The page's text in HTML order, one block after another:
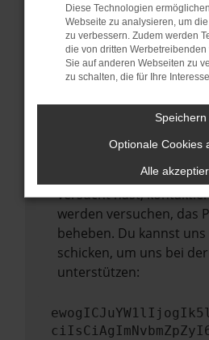
Stelle sicher, dass
Betriebssystem auf
sind.
Veraltete Software birgt
führen, dass bestimmte
mehr unterstützt werden.
Wende dich an den
Wenn du alle oben
versucht hast,
werden versuchen, das
beheben. Du kannst uns
schicken, um uns bei
unterstützen:
Diese Technologien
Webseite zu analysieren, um
zu verbessern. Zudem werden
die von dritten
Sie auf anderen Webseiten zu
zu schalten, die für Ihre
Speichern
Optionale Cookies
Alle